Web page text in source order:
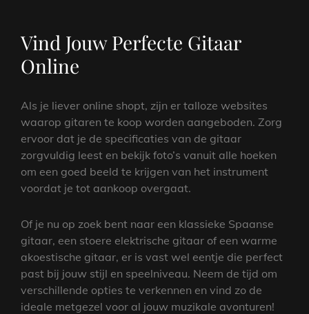
Vind Jouw Perfecte Gitaar
Online
Als je liever online shopt, zijn er talloze websites
waarop gitaren te koop worden aangeboden. Zorg
ervoor dat je de specificaties van de gitaar
zorgvuldig leest en bekijk foto’s vanuit alle hoeken
om een goed beeld te krijgen van het instrument
voordat je tot aankoop overgaat.
Of je nu op zoek bent naar een klassieke Spaanse
gitaar, een stoere elektrische gitaar of een warme
akoestische gitaar, er is vast wel eentje die perfect
past bij jouw stijl en speelniveau. Neem de tijd om
verschillende opties te verkennen en vind zo de
ideale metgezel voor al jouw muzikale avonturen!